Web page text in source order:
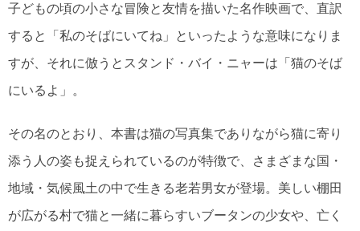
子どもの頃の小さな冒険と友情を描いた名作映画で、直訳
すると「私のそばにいてね」といったような意味になりま
すが、それに倣うとスタンド・バイ・ニャーは「猫のそば
にいるよ」。
その名のとおり、本書は猫の写真集でありながら猫に寄り
添う人の姿も捉えられているのが特徴で、さまざまな国・
地域・気候風土の中で生きる老若男女が登場。美しい棚田
が広がる村で猫と一緒に暮らすいブータンの少女や、亡く